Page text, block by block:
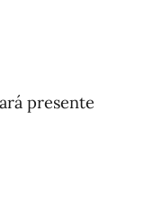
presente